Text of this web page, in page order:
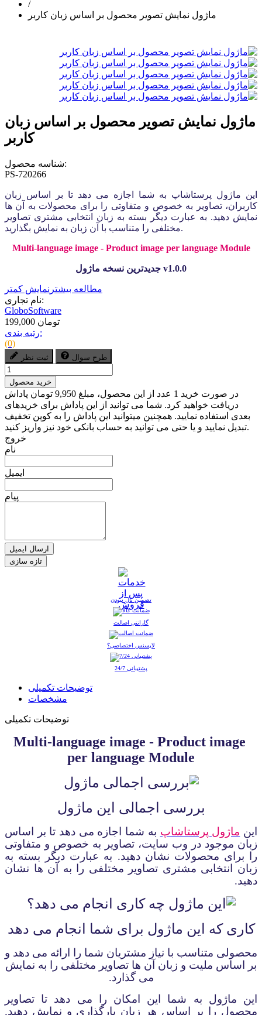
/
ماژول نمایش تصویر محصول بر اساس زبان کاربر
ماژول نمایش تصویر محصول بر اساس زبان
کاربر
شناسه محصول:
PS-720266
این ماژول پرستاشاپ به شما اجازه می دهد تا بر اساس زبان
کاربران، تصاویر به خصوص و متفاوتی را برای محصولات به آن ها
نمایش دهید. به عبارت دیگر بسته به زبان انتخابی مشتری تصاویر
مختلفی را متناسب با آن زبان به نمایش بگذارید.
Multi-language image - Product​ ​image​ ​per​ ​language Module
جدیدترین نسخه ماژول v1.0.0
مطالعه بیشتر نمایش کمتر
نام تجاری:
GloboSoftware
199,000 تومان
رتبه بندی:
(0)
ثبت نظر طرح سوال
خرید محصول
در صورت خرید 1 عدد از این محصول، مبلغ 9,950 تومان پاداش
دریافت خواهید کرد. شما می توانید از این پاداش برای خریدهای
بعدی استفاده نمایید. همچنین میتوانید این پاداش را به کوپن تخفیف
تبدیل نمایید و یا حتی می توانید به حساب بانکی خود نیز واریز کنید.
خروج
نام
ایمیل
پیام
ارسال ایمیل
تضمین نال نبودن
گارانتی اصالت
لایسنس اختصاصی؟
پشتیبانی 24/7
توضیحات تکمیلی
مشخصات
توضیحات تکمیلی
Multi-language image - Product​ ​image​ ​
per​ ​language Module
بررسی اجمالی این ماژول
این ماژول پرستاشاپ به شما اجازه می دهد تا بر اساس
زبان موجود در وب سایت، تصاویر به خصوص و متفاوتی
را برای محصولات نشان دهید. به عبارت دیگر بسته به
زبان انتخابی مشتری تصاویر مختلفی را به آن ها نشان
دهید.
کاری که این ماژول برای شما انجام می دهد
محصولی متناسب با نیاز مشتریان شما را ارائه می دهد و
بر اساس ملیت و زبان آن ها تصاویر مختلفی را به نمایش
می گذارد.
این ماژول به شما این امکان را می دهد تا تصاویر
محصول را بر اساس هر زبان بارگذاری و نمایش دهید.